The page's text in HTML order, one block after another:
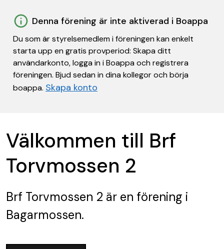
Denna förening är inte aktiverad i Boappa
Du som är styrelsemedlem i föreningen kan enkelt
starta upp en gratis provperiod: Skapa ditt
användarkonto, logga in i Boappa och registrera
föreningen. Bjud sedan in dina kollegor och börja
boappa. Skapa konto
Välkommen till Brf
Torvmossen 2
Brf Torvmossen 2 är en förening i
Bagarmossen.